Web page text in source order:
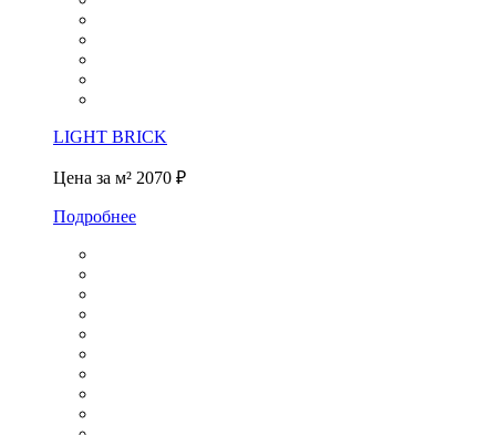
LIGHT BRICK
Цена за м² 2070 ₽
Подробнее